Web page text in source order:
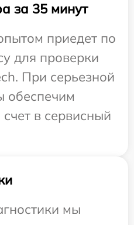
за 35 минут
приедет по
для проверки
При серьезной
обеспечим
в сервисный
мы